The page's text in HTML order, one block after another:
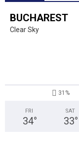
BUCHAREST
Clear Sky
31%
FRI
34°
SAT
33°